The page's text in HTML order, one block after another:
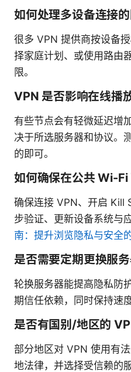
如何处理多设备连接的
很多 VPN 提供商按设备
择家庭计划、或使用路由
限。
VPN 是否影响在线播
有些节点会有轻微延迟增
决于所选服务器和协议。
的即可。
如何确保在公共 Wi-Fi
确保连接 VPN、开启 Kill
步验证、更新设备系统与
南：提升浏览隐私与安全
是否需要定期更换服务
轮换服务器能提高隐私防
期信任依赖，同时保持速
是否有国别/地区的
部分地区对 VPN 使用有
地法律，并选择受信赖的